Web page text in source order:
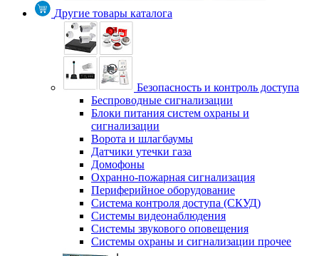
Другие товары каталога
Безопасность и контроль доступа
Беспроводные сигнализации
Блоки питания систем охраны и
сигнализации
Ворота и шлагбаумы
Датчики утечки газа
Домофоны
Охранно-пожарная сигнализация
Периферийное оборудование
Система контроля доступа (СКУД)
Системы видеонаблюдения
Системы звукового оповещения
Системы охраны и сигнализации прочее